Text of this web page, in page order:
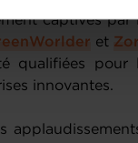
de protection
captivés
et
qualifiées pour
innovantes.